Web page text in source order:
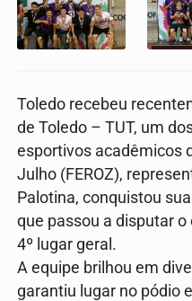
Toledo recebeu
de Toledo – TUT, um
esportivos acadêmicos
Julho (FEROZ),
Palotina, conquistou
que passou a disputar
4º lugar geral.
A equipe brilhou em
garantiu lugar no pódio